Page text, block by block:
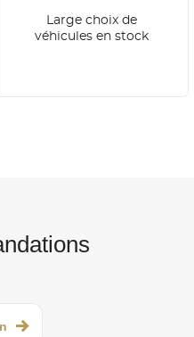
Large choix de
véhicules en stock